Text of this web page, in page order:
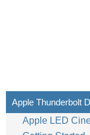
Apple Thunderbolt
Apple LED